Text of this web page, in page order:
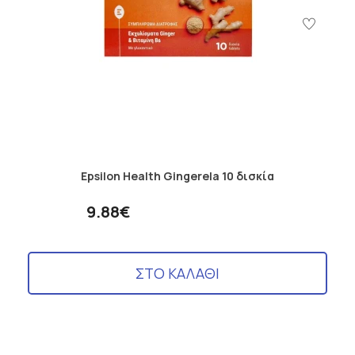
Epsilon Health Gingerela 10 δισκία
9.88€
ΣΤΟ ΚΑΛΑΘΙ